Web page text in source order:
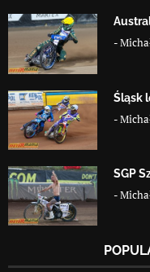
-
Śląsk
-
SGP
-